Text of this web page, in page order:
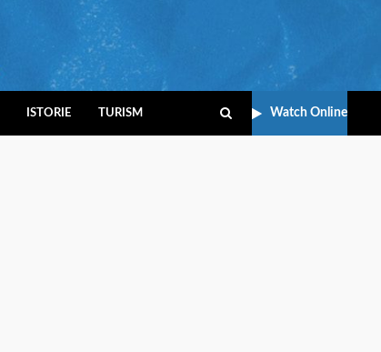
ISTORIE TURISM Watch Online